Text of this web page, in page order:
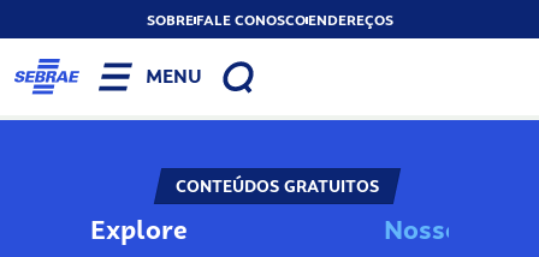
SOBREFALE CONOSCOENDEREÇOS
MENU
CONTEÚDOS GRATUITOS
Explore Noss